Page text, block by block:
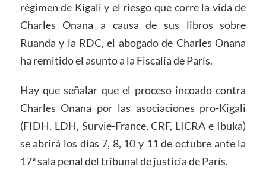
régimen de Kigali y el riesgo que corre la vida de
Charles Onana a causa de sus libros sobre
Ruanda y la RDC, el abogado de Charles Onana
ha remitido el asunto a la Fiscalía de París.
Hay que señalar que el proceso incoado contra
Charles Onana por las asociaciones pro-Kigali
(FIDH, LDH, Survie-France, CRF, LICRA e Ibuka)
se abrirá los días 7, 8, 10 y 11 de octubre ante la
17ª sala penal del tribunal de justicia de París.